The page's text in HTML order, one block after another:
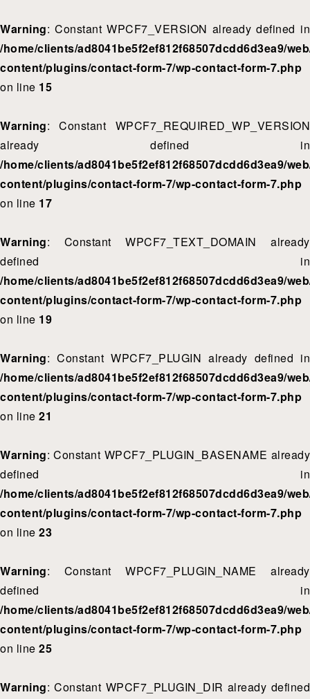
Warning: Constant WPCF7_VERSION already defined in
/home/clients/ad8041be5f2ef812f68507dcdd6d3ea9/
content/plugins/contact-form-7/wp-contact-form-7.php
on line 15
Warning: Constant WPCF7_REQUIRED_WP_VERSION
already defined in
/home/clients/ad8041be5f2ef812f68507dcdd6d3ea9/
content/plugins/contact-form-7/wp-contact-form-7.php
on line 17
Warning: Constant WPCF7_TEXT_DOMAIN already
defined in
/home/clients/ad8041be5f2ef812f68507dcdd6d3ea9/
content/plugins/contact-form-7/wp-contact-form-7.php
on line 19
Warning: Constant WPCF7_PLUGIN already defined in
/home/clients/ad8041be5f2ef812f68507dcdd6d3ea9/
content/plugins/contact-form-7/wp-contact-form-7.php
on line 21
Warning: Constant WPCF7_PLUGIN_BASENAME already
defined in
/home/clients/ad8041be5f2ef812f68507dcdd6d3ea9/
content/plugins/contact-form-7/wp-contact-form-7.php
on line 23
Warning: Constant WPCF7_PLUGIN_NAME already
defined in
/home/clients/ad8041be5f2ef812f68507dcdd6d3ea9/
content/plugins/contact-form-7/wp-contact-form-7.php
on line 25
Warning: Constant WPCF7_PLUGIN_DIR already defined